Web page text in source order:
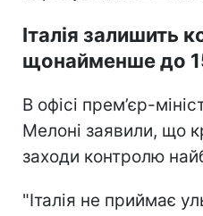
Італія залишить
щонайменше до
В офісі прем’єр-
Мелоні заявили, що
заходи контролю
"Італія не приймає